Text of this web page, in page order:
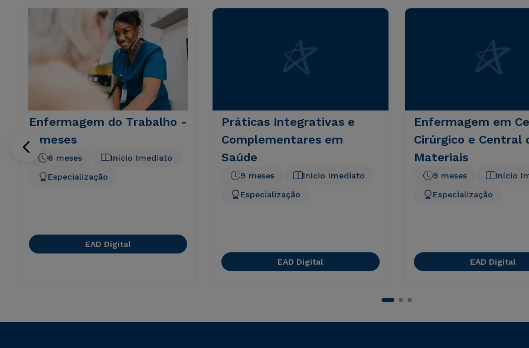
Enfermagem do Trabalho -
6 meses
Início Imediato
6 meses
Especialização
EAD Digital
Práticas Integrativas e
Complementares em
Saúde
Início Imediato
9 meses
Especialização
EAD Digital
Enfermagem em
Cirúrgico e Central
Materiais
Início
9 meses
Especialização
EAD Digital